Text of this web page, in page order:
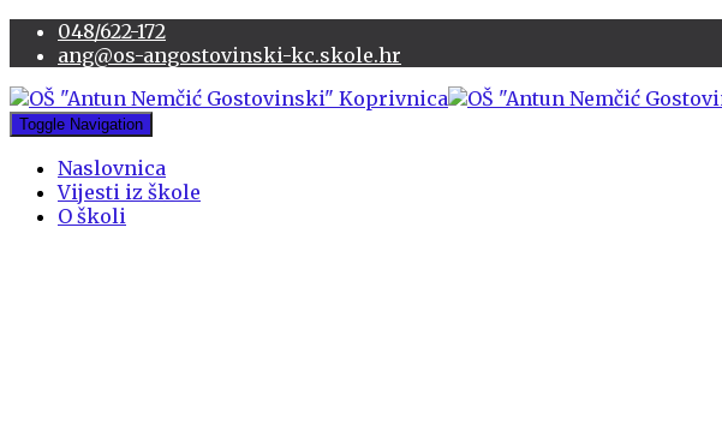
048/622-172
ang@os-angostovinski-kc.skole.hr
Toggle Navigation
Naslovnica
Vijesti iz škole
O školi